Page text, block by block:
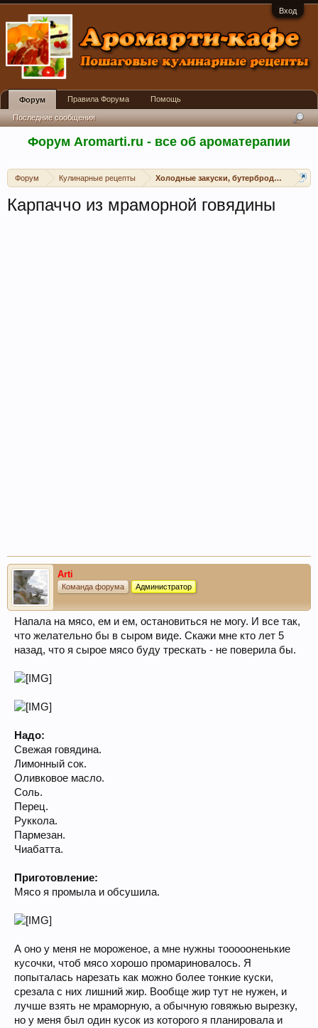
Вход
Форум Aromarti.ru - все об ароматерапии
Форум Кулинарные рецепты Холодные закуски, бутерброды, канапе,
Карпаччо из мраморной говядины
Arti
Команда форума Администратор
Напала на мясо, ем и ем, остановиться не могу. И все так,
что желательно бы в сыром виде. Скажи мне кто лет 5
назад, что я сырое мясо буду трескать - не поверила бы.
Надо:
Свежая говядина.
Лимонный сок.
Оливковое масло.
Соль.
Перец.
Руккола.
Пармезан.
Чиабатта.
Приготовление:
Мясо я промыла и обсушила.
А оно у меня не мороженое, а мне нужны тоооооненькие
кусочки, чтоб мясо хорошо промариновалось. Я
попыталась нарезать как можно более тонкие куски,
срезала с них лишний жир. Вообще жир тут не нужен, и
лучше взять не мраморную, а обычную говяжью вырезку,
но у меня был один кусок из которого я планировала и
Форум
Последние сообщения
Правила Форума Помощь